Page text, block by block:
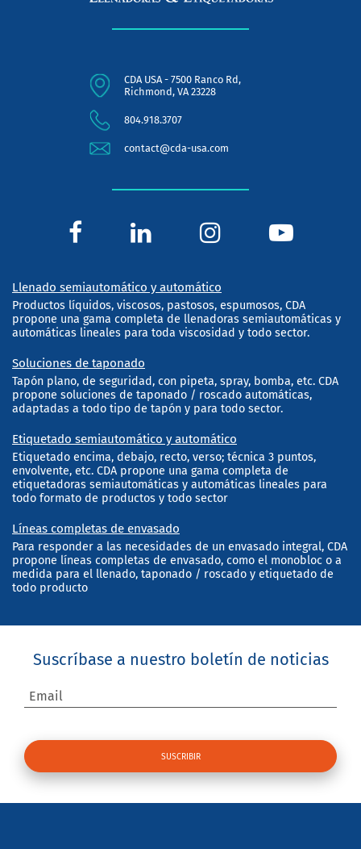
CDA USA - 7500 Ranco Rd,
Richmond, VA 23228
804.918.3707
contact@cda-usa.com
Llenado semiautomático y automático
Productos líquidos, viscosos, pastosos, espumosos, CDA
propone una gama completa de llenadoras semiautomáticas y
automáticas lineales para toda viscosidad y todo sector.
Soluciones de taponado
Tapón plano, de seguridad, con pipeta, spray, bomba, etc. CDA
propone soluciones de taponado / roscado automáticas,
adaptadas a todo tipo de tapón y para todo sector.
Etiquetado semiautomático y automático
Etiquetado encima, debajo, recto, verso; técnica 3 puntos,
envolvente, etc. CDA propone una gama completa de
etiquetadoras semiautomáticas y automáticas lineales para
todo formato de productos y todo sector
Líneas completas de envasado
Para responder a las necesidades de un envasado integral, CDA
propone líneas completas de envasado, como el monobloc o a
medida para el llenado, taponado / roscado y etiquetado de
todo producto
Suscríbase a nuestro boletín de noticias
Email